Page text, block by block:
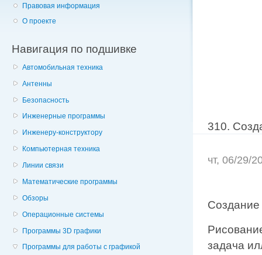
Правовая информация
О проекте
Навигация по подшивке
Автомобильная техника
Антенны
Безопасность
Инженерные программы
Инженеру-конструктору
Компьютерная техника
Линии связи
Математические программы
Обзоры
Операционные системы
Программы 3D графики
Программы для работы с графикой
310.
чт, 06/29/
Создание
задача